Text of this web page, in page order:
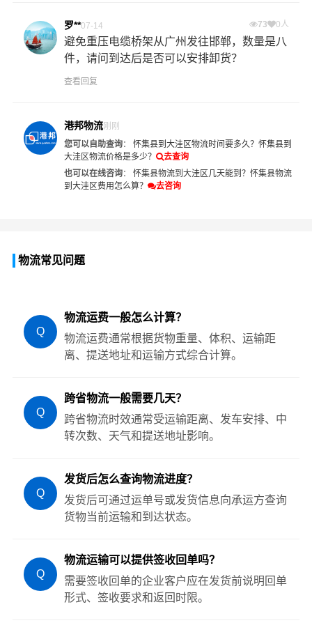
罗**07-14 73 0人
避免重压电缆桥架从广州发往邯郸，数量是八
件，请问到达后是否可以安排卸货？
查看回复
港邦物流刚刚
您可以自助查询： 怀集县到大洼区物流时间要多久？ 怀集县到
大洼区物流价格是多少？
去查询
也可以在线咨询： 怀集县物流到大洼区几天能到？ 怀集县物流
到大洼区费用怎么算？
去咨询
物流常见问题
Q
物流运费一般怎么计算？
物流运费通常根据货物重量、体积、运输距
离、提送地址和运输方式综合计算。
Q
跨省物流一般需要几天？
跨省物流时效通常受运输距离、发车安排、中
转次数、天气和提送地址影响。
Q
发货后怎么查询物流进度？
发货后可通过运单号或发货信息向承运方查询
货物当前运输和到达状态。
Q
物流运输可以提供签收回单吗？
需要签收回单的企业客户应在发货前说明回单
形式、签收要求和返回时限。